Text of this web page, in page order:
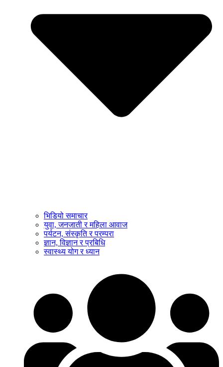
भिडियो समाचार
युवा, जनजाती र महिला आवाज
पर्यटन, संस्कृति र परम्परा
ज्ञान, विज्ञान र प्रबिधि
स्वास्थ्य योग र ध्यान